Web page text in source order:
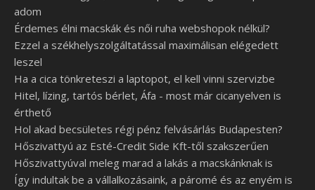
adom
Érdemes élni macskák és női ruha webshopok nélkül?
Ezzel a székhelyszolgáltatással maximálisan elégedett
leszel
Ha a cica tönkreteszi a laptopot, el kell vinni szervizbe
Hitel, lízing, tartós bérlet, Áfa - most már cicanyelven is
érthető
Hol akad becsületes régi pénz felvásárlás Budapesten?
Hőszivattyú az Esté-Credit Side Kft-től szakszerűen
Hőszivattyúval meleg marad a lakás a macskánknak is
Így indultak be a vállalkozásaink, a páromé és az enyém is